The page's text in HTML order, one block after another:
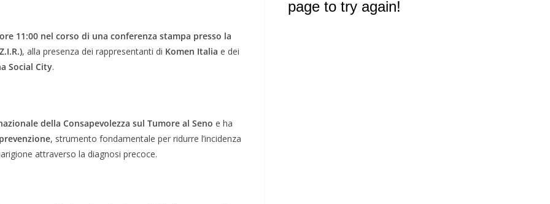
11:00 nel corso di una conferenza stampa presso la
, alla presenza dei rappresentanti di Komen Italia e dei
Social City.
della Consapevolezza sul Tumore al Seno e ha
, strumento fondamentale per ridurre l’incidenza
attraverso la diagnosi precoce.